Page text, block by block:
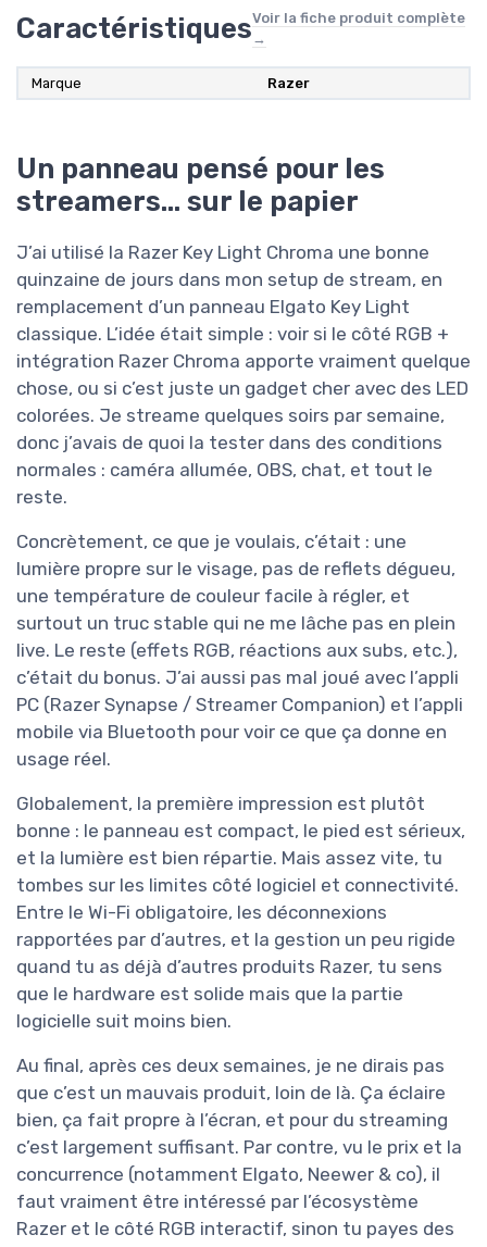
CaractéristiquesVoir la fiche produit complète
→
Marque Razer
Un panneau pensé pour les
streamers… sur le papier
J’ai utilisé la Razer Key Light Chroma une bonne
quinzaine de jours dans mon setup de stream, en
remplacement d’un panneau Elgato Key Light
classique. L’idée était simple : voir si le côté RGB +
intégration Razer Chroma apporte vraiment quelque
chose, ou si c’est juste un gadget cher avec des LED
colorées. Je streame quelques soirs par semaine,
donc j’avais de quoi la tester dans des conditions
normales : caméra allumée, OBS, chat, et tout le
reste.
Concrètement, ce que je voulais, c’était : une
lumière propre sur le visage, pas de reflets dégueu,
une température de couleur facile à régler, et
surtout un truc stable qui ne me lâche pas en plein
live. Le reste (effets RGB, réactions aux subs, etc.),
c’était du bonus. J’ai aussi pas mal joué avec l’appli
PC (Razer Synapse / Streamer Companion) et l’appli
mobile via Bluetooth pour voir ce que ça donne en
usage réel.
Globalement, la première impression est plutôt
bonne : le panneau est compact, le pied est sérieux,
et la lumière est bien répartie. Mais assez vite, tu
tombes sur les limites côté logiciel et connectivité.
Entre le Wi-Fi obligatoire, les déconnexions
rapportées par d’autres, et la gestion un peu rigide
quand tu as déjà d’autres produits Razer, tu sens
que le hardware est solide mais que la partie
logicielle suit moins bien.
Au final, après ces deux semaines, je ne dirais pas
que c’est un mauvais produit, loin de là. Ça éclaire
bien, ça fait propre à l’écran, et pour du streaming
c’est largement suffisant. Par contre, vu le prix et la
concurrence (notamment Elgato, Neewer & co), il
faut vraiment être intéressé par l’écosystème
Razer et le côté RGB interactif, sinon tu payes des